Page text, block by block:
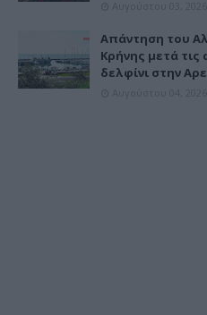
Απάντηση του
Κρήνης μετά τις
δελφίνι στην